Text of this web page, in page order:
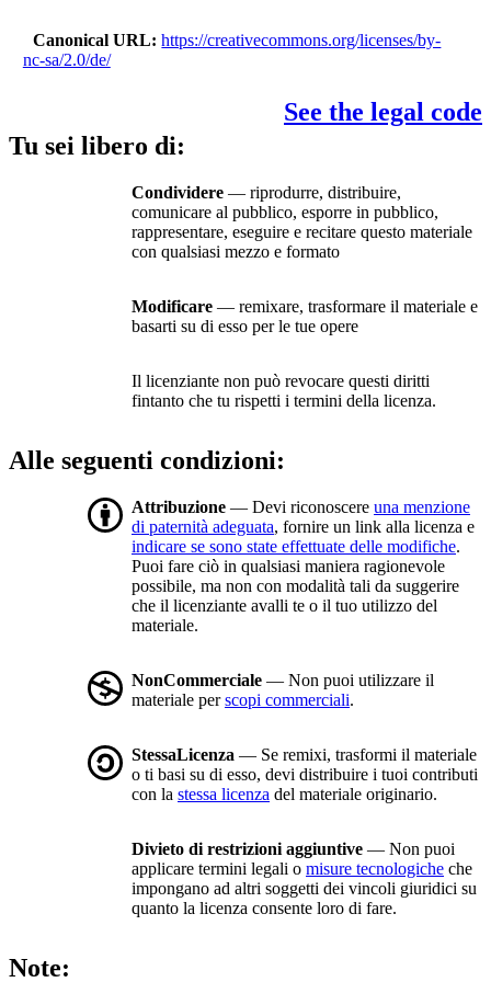
Canonical URL
https://creativecommons.org/licenses/by-
nc-sa/2.0/de/
See the legal code
Tu sei libero di:
Condividere — riprodurre, distribuire,
comunicare al pubblico, esporre in pubblico,
rappresentare, eseguire e recitare questo materiale
con qualsiasi mezzo e formato
Modificare — remixare, trasformare il materiale e
basarti su di esso per le tue opere
Il licenziante non può revocare questi diritti
fintanto che tu rispetti i termini della licenza.
Alle seguenti condizioni:
Attribuzione — Devi riconoscere una menzione
di paternità adeguata, fornire un link alla licenza e
indicare se sono state effettuate delle modifiche.
Puoi fare ciò in qualsiasi maniera ragionevole
possibile, ma non con modalità tali da suggerire
che il licenziante avalli te o il tuo utilizzo del
materiale.
NonCommerciale — Non puoi utilizzare il
materiale perscopi commerciali.
StessaLicenza — Se remixi, trasformi il materiale
o ti basi su di esso, devi distribuire i tuoi contributi
con la stessa licenza del materiale originario.
Divieto di restrizioni aggiuntive — Non puoi
applicare termini legali o misure tecnologiche che
impongano ad altri soggetti dei vincoli giuridici su
quanto la licenza consente loro di fare.
Note: